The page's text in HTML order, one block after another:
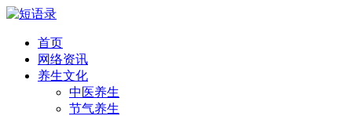
首页
网络资讯
养生文化
中医养生
节气养生